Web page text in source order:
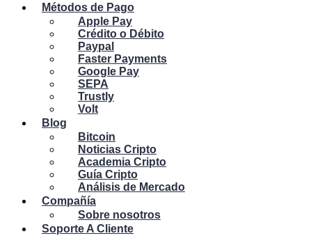
Métodos de Pago
Apple Pay
Crédito o Débito
Paypal
Faster Payments
Google Pay
SEPA
Trustly
Volt
Blog
Bitcoin
Noticias Cripto
Academia Cripto
Guía Cripto
Análisis de Mercado
Compañía
Sobre nosotros
Soporte A Cliente